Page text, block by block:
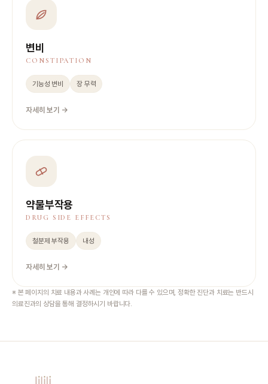
변비
CONSTIPATION
기능성 변비 장 무력
자세히 보기 →
약물부작용
DRUG SIDE EFFECTS
철분제 부작용 내성
자세히 보기 →
※ 본 페이지의 치료 내용과 사례는 개인에 따라 다를 수 있으며, 정확한 진단과 치료는 반드시
의료진과의 상담을 통해 결정하시기 바랍니다.